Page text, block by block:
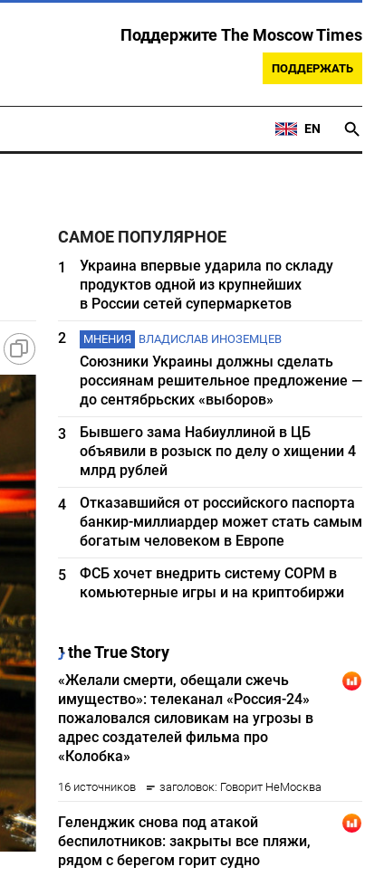
Поддержите The Moscow Times
ПОДДЕРЖАТЬ
EN
САМОЕ ПОПУЛЯРНОЕ
1
Украина впервые ударила по складу
продуктов одной из крупнейших
в России сетей супермаркетов
2
МНЕНИЯ ВЛАДИСЛАВ ИНОЗЕМЦЕВ
Союзники Украины должны сделать
россиянам решительное предложение —
до сентябрьских «выборов»
3
Бывшего зама Набиуллиной в ЦБ
объявили в розыск по делу о хищении 4
млрд рублей
4
Отказавшийся от российского паспорта
банкир-миллиардер может стать самым
богатым человеком в Европе
5
ФСБ хочет внедрить систему СОРМ в
комьютерные игры и на криптобиржи